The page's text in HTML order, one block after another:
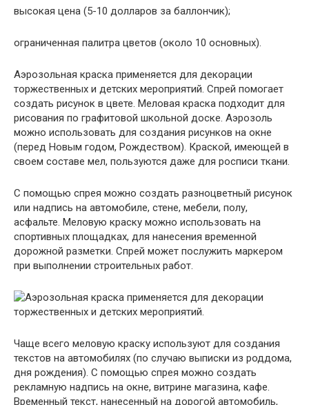
высокая цена (5-10 долларов за баллончик);
ограниченная палитра цветов (около 10 основных).
Аэрозольная краска применяется для декорации
торжественных и детских мероприятий. Спрей помогает
создать рисунок в цвете. Меловая краска подходит для
рисования по графитовой школьной доске. Аэрозоль
можно использовать для создания рисунков на окне
(перед Новым годом, Рождеством). Краской, имеющей в
своем составе мел, пользуются даже для росписи ткани.
С помощью спрея можно создать разноцветный рисунок
или надпись на автомобиле, стене, мебели, полу,
асфальте. Меловую краску можно использовать на
спортивных площадках, для нанесения временной
дорожной разметки. Спрей может послужить маркером
при выполнении строительных работ.
Чаще всего меловую краску используют для создания
текстов на автомобилях (по случаю выписки из роддома,
дня рождения). С помощью спрея можно создать
рекламную надпись на окне, витрине магазина, кафе.
Временный текст, нанесенный на дорогой автомобиль,